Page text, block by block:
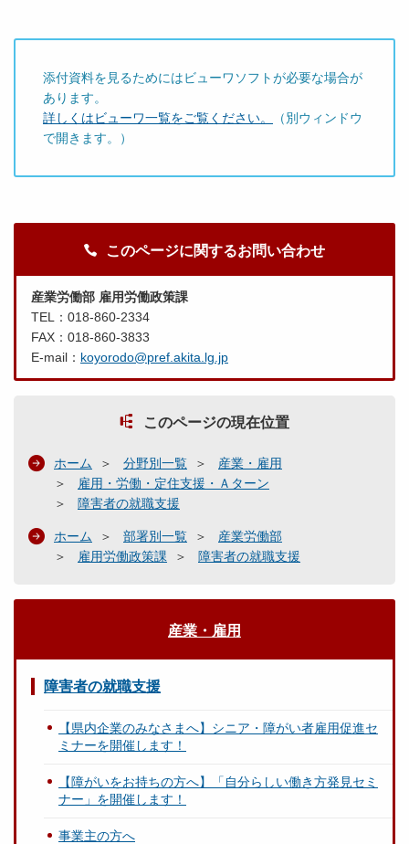
添付資料を見るためにはビューワソフトが必要な場合が
あります。
詳しくはビューワ一覧をご覧ください。
（別ウィンドウ
で開きます。）
このページに関するお問い合わせ
産業労働部 雇用労働政策課
TEL：018-860-2334
FAX：018-860-3833
E-mail： koyorodo@pref.akita.lg.jp
このページの現在位置
ホーム 分野別一覧
産業・雇用
雇用・労働・定住支援・Ａターン
障害者の就職支援
ホーム 部署別一覧
産業労働部
雇用労働政策課
障害者の就職支援
産業・雇用
障害者の就職支援
【県内企業のみなさまへ】シニア・障がい者雇用促進セ
ミナーを開催します！
【障がいをお持ちの方へ】「自分らしい働き方発見セミ
ナー」を開催します！
事業主の方へ